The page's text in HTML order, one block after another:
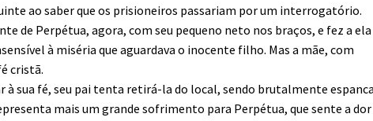
ao saber que os prisioneiros passariam por um interrogatório.
de Perpétua, agora, com seu pequeno neto nos braços, e fez a
à miséria que aguardava o inocente filho. Mas a mãe, com
cristã.
à sua fé, seu pai tenta retirá-la do local, sendo brutalmente
mais um grande sofrimento para Perpétua, que sente a dor